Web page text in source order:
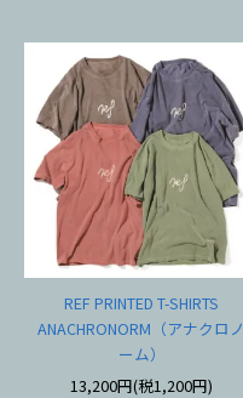
REF PRINTED T-SHIRTS
ANACHRONORM（アナクロノ
ーム）
13,200円(税1,200円)